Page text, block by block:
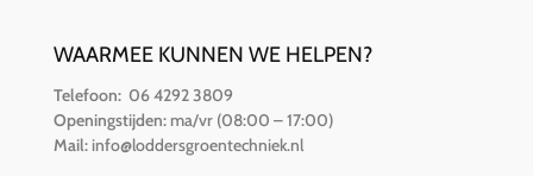
WAARMEE KUNNEN WE HELPEN?
Telefoon: 06 4292 3809
Openingstijden:ma/vr (08:00 – 17:00)
Mail: info@loddersgroentechniek.nl